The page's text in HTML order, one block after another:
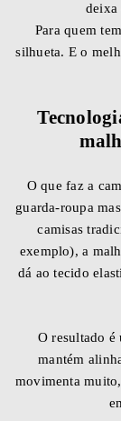
deixa
Para quem
silhueta. E o
O que faz a
guarda-roupa
camisas
exemplo), a
dá ao tecido
O resultado é
mantém
movimenta